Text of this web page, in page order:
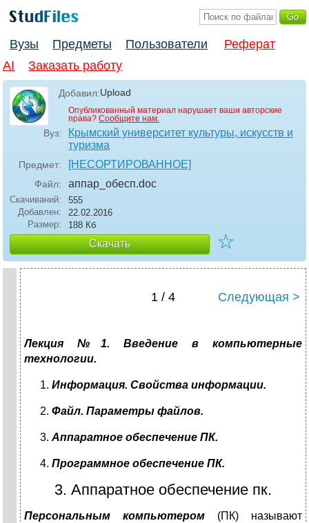
Вузы Предметы Пользователи
Реферат
AI
Заказать работу
Добавил:Upload
Опубликованный материал нарушает ваши авторские
права? Сообщите нам.
Вуз:
Крымский университет культуры, искусств и
туризма
Предмет: [НЕСОРТИРОВАННОЕ]
Файл: аппар_обесп.doc
Скачиваний:
555
Добавлен:
22.02.2016
Размер:
188 Кб
Скачать ☆
1 / 4 Следующая >
Лекция №1. Введение в компьютерные
технологии.
Информация. Свойства информации.
Файл. Параметры файлов.
Аппаратное обеспечение ПК.
Программное обеспечение ПК.
3. Аппаратное обеспечение пк.
Персональным компьютером (ПК) называют